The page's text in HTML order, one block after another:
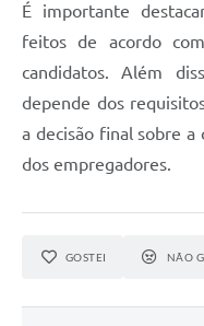
É importante
feitos de acordo
candidatos. Além
depende dos
a decisão final sobre a
dos empregadores.
GOSTEI NÃO